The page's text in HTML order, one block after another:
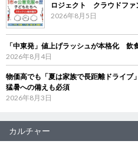
ロジェクト クラウドファ
2026年8月5日
「中東発」値上げラッシュが本格化 飲
2026年8月4日
物価高でも「夏は家族で長距離ドライ
猛暑への備えも必須
2026年8月3日
カルチャー